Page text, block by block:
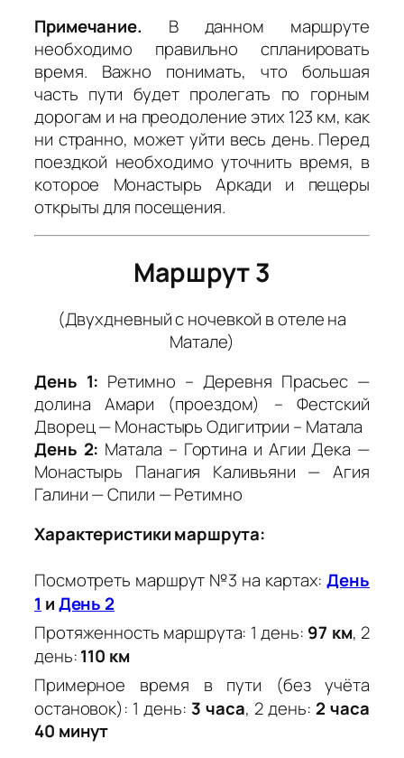
Примечание. В данном маршруте
необходимо правильно спланировать
время. Важно понимать, что большая
часть пути будет пролегать по горным
дорогам и на преодоление этих 123 км, как
ни странно, может уйти весь день. Перед
поездкой необходимо уточнить время, в
которое Монастырь Аркади и пещеры
открыты для посещения.
Маршрут 3
(Двухдневный с ночевкой в отеле на
Матале)
День 1: Ретимно – Деревня Прасьес —
долина Амари (проездом) – Фестский
Дворец — Монастырь Одигитрии – Матала
День 2: Матала – Гортина и Агии Дека —
Монастырь Панагия Каливьяни — Агия
Галини — Спили — Ретимно
Характеристики маршрута:
Посмотреть маршрут №3 на картах:День
1 иДень 2
Протяженность маршрута: 1 день: 97 км, 2
день:110 км
Примерное время в пути (без учёта
остановок): 1 день: 3 часа, 2 день: 2 часа
40 минут